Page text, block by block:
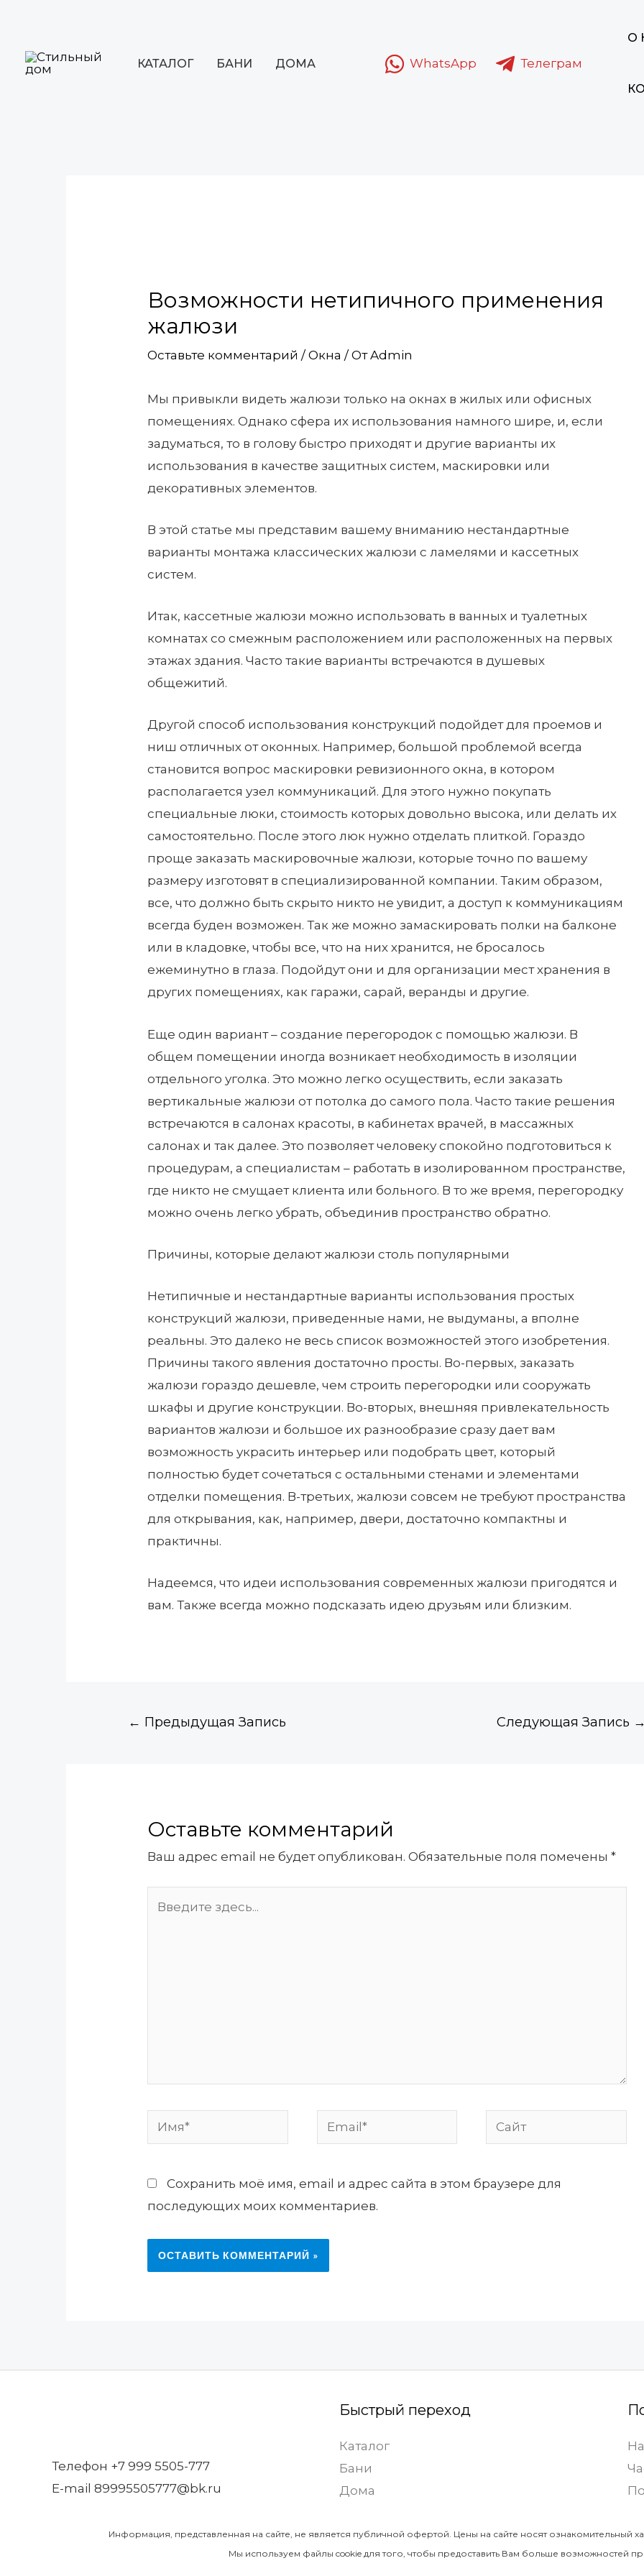
содержимому
КАТАЛОГ БАНИ ДОМА WhatsApp Телеграм
О
Возможности нетипичного применения
жалюзи
Оставьте комментарий /Окна / ОтAdmin
Мы привыкли видеть жалюзи только на окнах в жилых или офисных
помещениях. Однако сфера их использования намного шире, и, если
задуматься, то в голову быстро приходят и другие варианты их
использования в качестве защитных систем, маскировки или
декоративных элементов.
В этой статье мы представим вашему вниманию нестандартные
варианты монтажа классических жалюзи с ламелями и кассетных
систем.
Итак, кассетные жалюзи можно использовать в ванных и туалетных
комнатах со смежным расположением или расположенных на первых
этажах здания. Часто такие варианты встречаются в душевых
общежитий.
Другой способ использования конструкций подойдет для проемов и
ниш отличных от оконных. Например, большой проблемой всегда
становится вопрос маскировки ревизионного окна, в котором
располагается узел коммуникаций. Для этого нужно покупать
специальные люки, стоимость которых довольно высока, или делать их
самостоятельно. После этого люк нужно отделать плиткой. Гораздо
проще заказать маскировочные жалюзи, которые точно по вашему
размеру изготовят в специализированной компании. Таким образом,
все, что должно быть скрыто никто не увидит, а доступ к коммуникациям
всегда буден возможен. Так же можно замаскировать полки на балконе
или в кладовке, чтобы все, что на них хранится, не бросалось
ежеминутно в глаза. Подойдут они и для организации мест хранения в
других помещениях, как гаражи, сарай, веранды и другие.
Еще один вариант – создание перегородок с помощью жалюзи. В
общем помещении иногда возникает необходимость в изоляции
отдельного уголка. Это можно легко осуществить, если заказать
вертикальные жалюзи от потолка до самого пола. Часто такие решения
встречаются в салонах красоты, в кабинетах врачей, в массажных
салонах и так далее. Это позволяет человеку спокойно подготовиться к
процедурам, а специалистам – работать в изолированном пространстве,
где никто не смущает клиента или больного. В то же время, перегородку
можно очень легко убрать, объединив пространство обратно.
Причины, которые делают жалюзи столь популярными
Нетипичные и нестандартные варианты использования простых
конструкций жалюзи, приведенные нами, не выдуманы, а вполне
реальны. Это далеко не весь список возможностей этого изобретения.
Причины такого явления достаточно просты. Во-первых, заказать
жалюзи гораздо дешевле, чем строить перегородки или сооружать
шкафы и другие конструкции. Во-вторых, внешняя привлекательность
вариантов жалюзи и большое их разнообразие сразу дает вам
возможность украсить интерьер или подобрать цвет, который
полностью будет сочетаться с остальными стенами и элементами
отделки помещения. В-третьих, жалюзи совсем не требуют пространства
для открывания, как, например, двери, достаточно компактны и
практичны.
Надеемся, что идеи использования современных жалюзи пригодятся и
вам. Также всегда можно подсказать идею друзьям или близким.
← Предыдущая Запись Следующая Запись
Оставьте комментарий
Ваш адрес email не будет опубликован. Обязательные поля помечены*
Имя* Email* Сайт
Сохранить моё имя, email и адрес сайта в этом браузере для
последующих моих комментариев.
Телефон +7 999 5505-777
E-mail 89995505777@bk.ru
Быстрый переход
Каталог
Бани
Дома
Информация, представленная на сайте, не является публичной офертой. Цены на сайте носят ознакомительный
Мы используем файлы cookie для того, чтобы предоставить Вам больше возможностей